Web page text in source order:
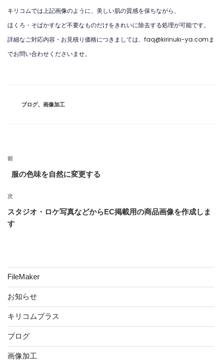
キリコムでは上記画像のように、美しい肌の質感を保ちながら、
ほくろ・そばかすなど不要なものだけをきれいに除去する処理が可能です。
詳細なご対応内容・お見積り価格につきましては、 faq@kirinuki-ya.comま
でお問い合わせくださいませ。
カ
ブログ、 画像加工
投
ナ
ビ
ゲ
ー
ン
前
の
稿
前
服の色味を自然に変更する
次
の
投
次
スタジオ・ロケ写真などからEC掲載用の商品画像を作成しま
す
FileMaker
お知らせ
キリコムプラス
ブログ
画像加工